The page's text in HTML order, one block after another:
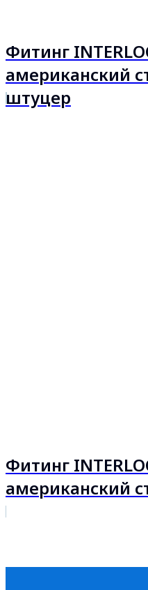
Фитинг
американский
штуцер
Фитинг
американский